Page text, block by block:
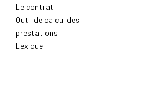
Le contrat
Outil de calcul des
prestations
Lexique